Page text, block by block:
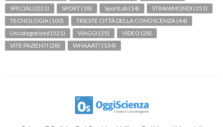
SPECIALI (221) SPORT (18) SportLab (14) STRANIMONDI (151)
TECNOLOGIA (100) TRIESTE CITTÀ DELLA CONOSCENZA (44)
Uncategorized (521) VIAGGI (25) VIDEO (28)
VITE PAZIENTI (28) WHAAAT? (134)